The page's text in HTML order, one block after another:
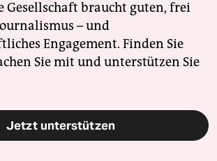
Gesellschaft braucht guten, frei
– und
Engagement. Finden Sie
Sie mit und unterstützen Sie
Jetzt unterstützen